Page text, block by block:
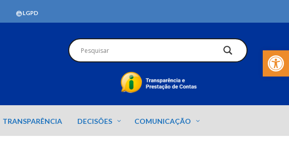
Barra de
LGPD
TRANSPARÊNCIA DECISÕES COMUNICAÇÃO